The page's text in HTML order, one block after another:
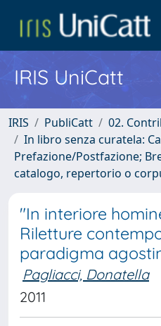
IRIS UniCatt
IRIS PubliCatt
02.
In libro senza curatela:
Prefazione/Postfazione;
catalogo, repertorio o
"In interiore
Riletture
paradigma
Pagliacci, Donatella
2011